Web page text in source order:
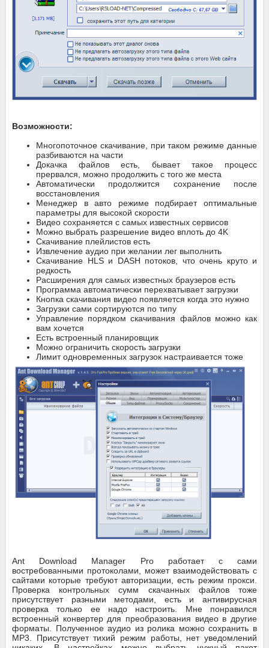
Возможности:
Многопоточное скачивание, при таком режиме данные
разбиваются на части
Докачка файлов есть, бывает такое процесс
прервался, можно продолжить с того же места
Автоматически продолжится сохранение после
восстановления
Менеджер в авто режиме подбирает оптимальные
параметры для высокой скорости
Видео сохраняется с самых известных сервисов
Можно выбрать разрешение видео вплоть до 4K
Скачивание плейлистов есть
Извлечение аудио при желании лег выполнить
Скачивание HLS и DASH потоков, что очень круто и
редкость
Расширения для самых известных браузеров есть
Программа автоматически перехватывает загрузки
Кнопка скачивания видео появляется когда это нужно
Загрузки сами сортируются по типу
Управление порядком скачивания файлов можно как
вам хочется
Есть встроенный планировщик
Можно ограничить скорость загрузки
Лимит одновременных загрузок настраивается тоже
Ant Download Manager Pro работает с сами
востребованными протоколами, может взаимодействовать с
сайтами которые требуют авторизации, есть режим прокси.
Проверка контрольных сумм скачанных файлов тоже
присутствует разными методами, есть и антивирусная
проверка только ее надо настроить. Мне понравился
встроенный конвертер для преобразования видео в другие
форматы. Полученное аудио из ролика можно сохранить в
MP3. Присутствует тихий режим работы, нет уведомлений